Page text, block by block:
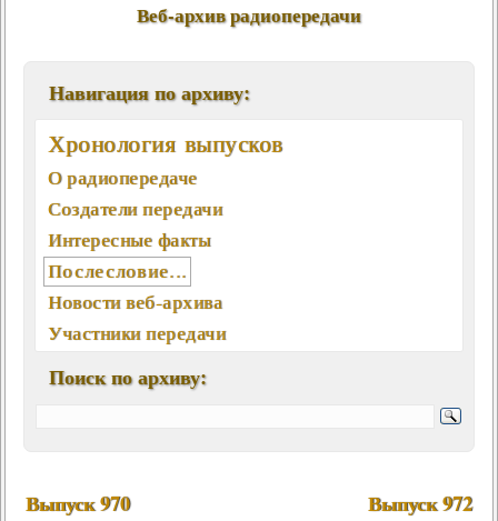
Веб-архив радиопередачи
Навигация по архиву:
Хронология выпусков
О радиопередаче
Создатели передачи
Интересные факты
Послесловие...
Новости веб-архива
Участники передачи
Статьи, интервью, книги
Поиск по архиву:
Выпуск 970 Выпуск 972